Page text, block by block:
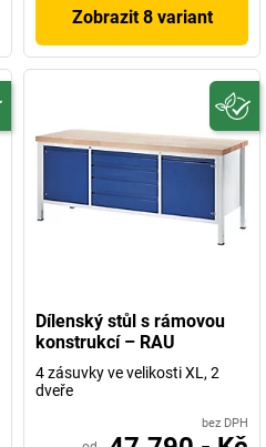
Zobrazit 8 variant
Dílenský stůl s rámovou
konstrukcí – RAU
4 zásuvky ve velikosti XL, 2
dveře
bez DPH